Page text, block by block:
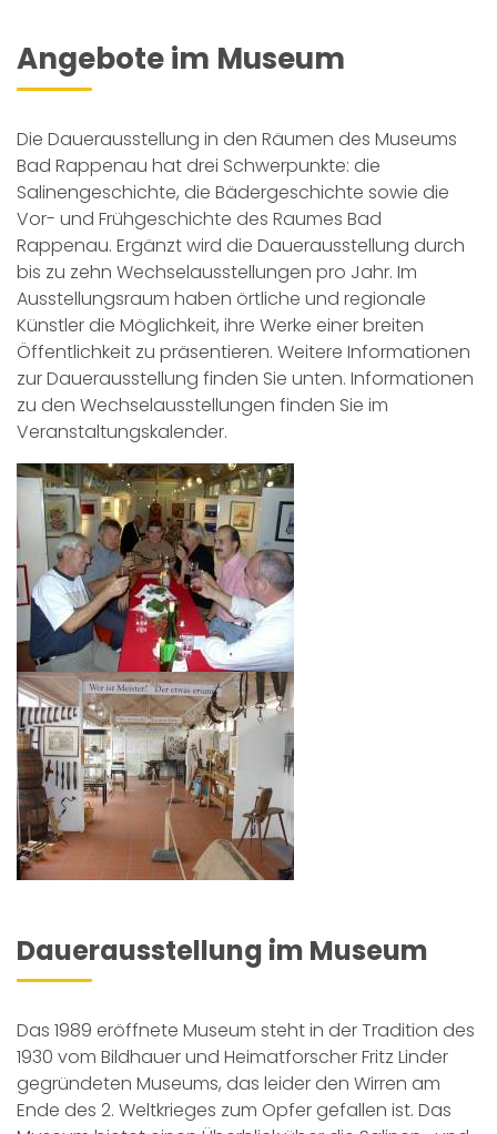
Angebote im Museum
Die Dauerausstellung in den Räumen des Museums
Bad Rappenau hat drei Schwerpunkte: die
Salinengeschichte, die Bädergeschichte sowie die
Vor- und Frühgeschichte des Raumes Bad
Rappenau. Ergänzt wird die Dauerausstellung durch
bis zu zehn Wechselausstellungen pro Jahr. Im
Ausstellungsraum haben örtliche und regionale
Künstler die Möglichkeit, ihre Werke einer breiten
Öffentlichkeit zu präsentieren. Weitere Informationen
zur Dauerausstellung finden Sie unten. Informationen
zu den Wechselausstellungen finden Sie im
Veranstaltungskalender.
Dauerausstellung im Museum
Das 1989 eröffnete Museum steht in der Tradition des
1930 vom Bildhauer und Heimatforscher Fritz Linder
gegründeten Museums, das leider den Wirren am
Ende des 2. Weltkrieges zum Opfer gefallen ist. Das